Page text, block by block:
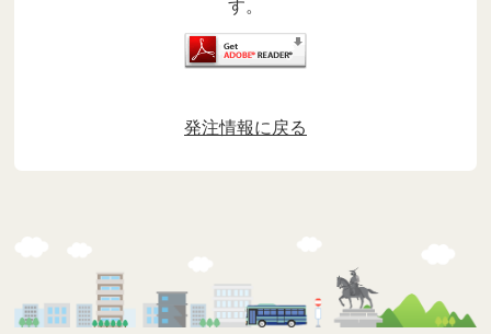
す。
発注情報に戻る